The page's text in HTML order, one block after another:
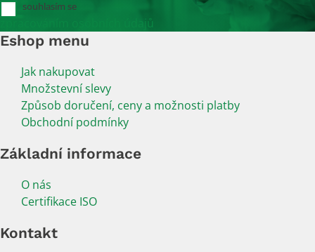
souhlasím se
zpracováním osobních údajů
Eshop menu
Jak nakupovat
Množstevní slevy
Způsob doručení, ceny a možnosti platby
Obchodní podmínky
Základní informace
O nás
Certifikace ISO
Kontakt